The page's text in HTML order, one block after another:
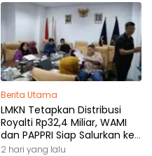
Berita Utama
LMKN Tetapkan Distribusi
Royalti Rp32,4 Miliar, WAMI
dan PAPPRI Siap Salurkan ke
Pemilik Hak
2 hari yang lalu